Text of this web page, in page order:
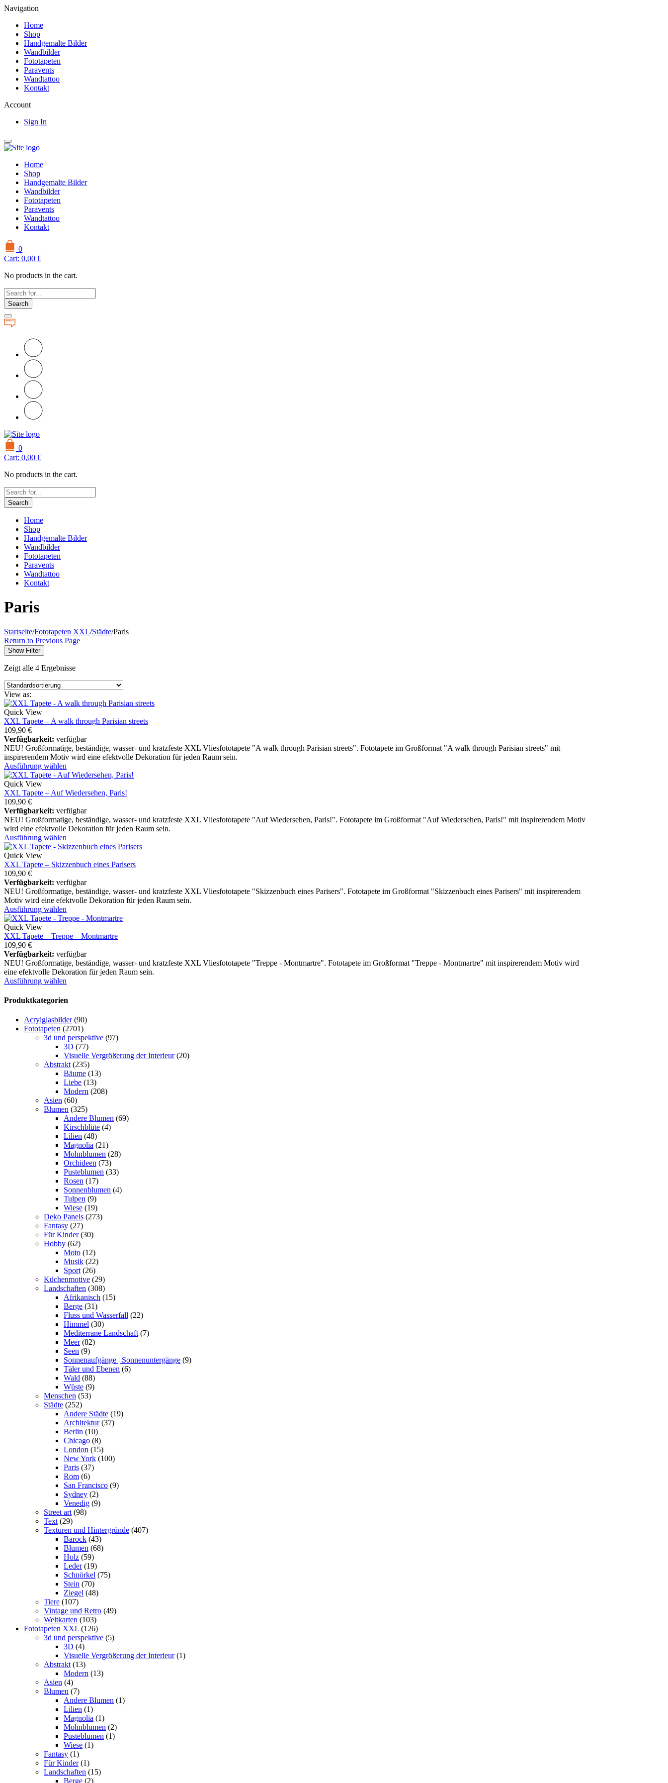
Navigation
Home
Shop
Handgemalte Bilder
Wandbilder
Fototapeten
Paravents
Wandtattoo
Kontakt
Account
Sign In
Home
Shop
Handgemalte Bilder
Wandbilder
Fototapeten
Paravents
Wandtattoo
Kontakt
0
Cart: 0,00 €
No products in the cart.
Search
0
Cart: 0,00 €
No products in the cart.
Search
Home
Shop
Handgemalte Bilder
Wandbilder
Fototapeten
Paravents
Wandtattoo
Kontakt
Paris
Startseite/Fototapeten XXL/Städte/Paris
Return to Previous Page
Show Filter
Zeigt alle 4 Ergebnisse
View as:
Quick View
XXL Tapete – A walk through Parisian streets
109,90 €
Verfügbarkeit: verfügbar
NEU! Großformatige, beständige, wasser- und kratzfeste XXL Vliesfototapete "A walk through Parisian streets". Fototapete im Großformat "A walk through Parisian streets" mit
inspirerendem Motiv wird eine efektvolle Dekoration für jeden Raum sein.
Ausführung wählen
Quick View
XXL Tapete – Auf Wiedersehen, Paris!
109,90 €
Verfügbarkeit: verfügbar
NEU! Großformatige, beständige, wasser- und kratzfeste XXL Vliesfototapete "Auf Wiedersehen, Paris!". Fototapete im Großformat "Auf Wiedersehen, Paris!" mit inspirerendem Motiv
wird eine efektvolle Dekoration für jeden Raum sein.
Ausführung wählen
Quick View
XXL Tapete – Skizzenbuch eines Parisers
109,90 €
Verfügbarkeit: verfügbar
NEU! Großformatige, beständige, wasser- und kratzfeste XXL Vliesfototapete "Skizzenbuch eines Parisers". Fototapete im Großformat "Skizzenbuch eines Parisers" mit inspirerendem
Motiv wird eine efektvolle Dekoration für jeden Raum sein.
Ausführung wählen
Quick View
XXL Tapete – Treppe – Montmartre
109,90 €
Verfügbarkeit: verfügbar
NEU! Großformatige, beständige, wasser- und kratzfeste XXL Vliesfototapete "Treppe - Montmartre". Fototapete im Großformat "Treppe - Montmartre" mit inspirerendem Motiv wird
eine efektvolle Dekoration für jeden Raum sein.
Ausführung wählen
Produktkategorien
Acrylglasbilder (90)
Fototapeten (2701)
3d und perspektive (97)
3D (77)
Visuelle Vergrößerung der Interieur (20)
Abstrakt (235)
Bäume (13)
Liebe (13)
Modern (208)
Asien (60)
Blumen (325)
Andere Blumen (69)
Kirschblüte (4)
Lilien (48)
Magnolia (21)
Mohnblumen (28)
Orchideen (73)
Pusteblumen (33)
Rosen (17)
Sonnenblumen (4)
Tulpen (9)
Wiese (19)
Deko Panels (273)
Fantasy (27)
Für Kinder (30)
Hobby (62)
Moto (12)
Musik (22)
Sport (26)
Küchenmotive (29)
Landschaften (308)
Afrikanisch (15)
Berge (31)
Fluss und Wasserfall (22)
Himmel (30)
Mediterrane Landschaft (7)
Meer (82)
Seen (9)
Sonnenaufgänge | Sonnenuntergänge (9)
Täler und Ebenen (6)
Wald (88)
Wüste (9)
Menschen (53)
Städte (252)
Andere Städte (19)
Architektur (37)
Berlin (10)
Chicago (8)
London (15)
New York (100)
Paris (37)
Rom (6)
San Francisco (9)
Sydney (2)
Venedig (9)
Street art (98)
Text (29)
Texturen und Hintergründe (407)
Barock (43)
Blumen (68)
Holz (59)
Leder (19)
Schnörkel (75)
Stein (70)
Ziegel (48)
Tiere (107)
Vintage und Retro (49)
Weltkarten (103)
Fototapeten XXL (126)
3d und perspektive (5)
3D (4)
Visuelle Vergrößerung der Interieur (1)
Abstrakt (13)
Modern (13)
Asien (4)
Blumen (7)
Andere Blumen (1)
Lilien (1)
Magnolia (1)
Mohnblumen (2)
Pusteblumen (1)
Wiese (1)
Fantasy (1)
Für Kinder (1)
Landschaften (15)
Berge (2)